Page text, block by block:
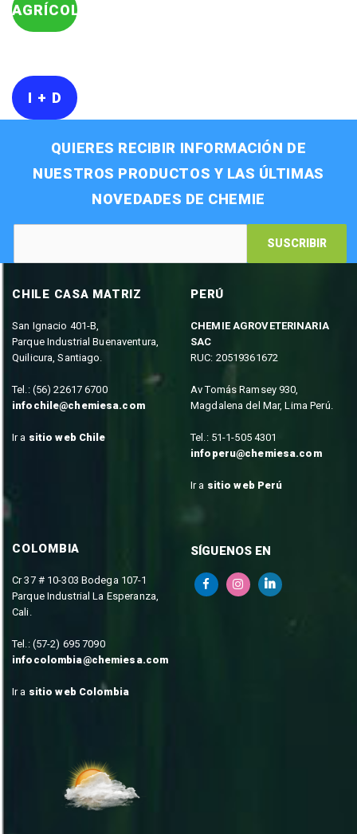
AGRÍCOLA
I + D
QUIERES RECIBIR INFORMACIÓN DE
NUESTROS PRODUCTOS Y LAS ÚLTIMAS
NOVEDADES DE CHEMIE
SUSCRIBIR
CHILE CASA MATRIZ
San Ignacio 401-B,
Parque Industrial Buenaventura,
Quilicura, Santiago.
Tel.: (56) 22617 6700
infochile@chemiesa.com
Ir a sitio web Chile
PERÚ
CHEMIE AGROVETERINARIA
SAC
RUC: 20519361672
Av Tomás Ramsey 930,
Magdalena del Mar, Lima Perú.
Tel.: 51-1-505 4301
infoperu@chemiesa.com
Ir a sitio web Perú
COLOMBIA
Cr 37 # 10-303 Bodega 107-1
Parque Industrial La Esperanza,
Cali.
Tel.: (57-2) 695 7090
infocolombia@chemiesa.com
Ir a sitio web Colombia
SÍGUENOS EN